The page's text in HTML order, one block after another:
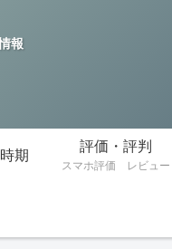
報
期
評価・評判
スマホ評価 レビュー